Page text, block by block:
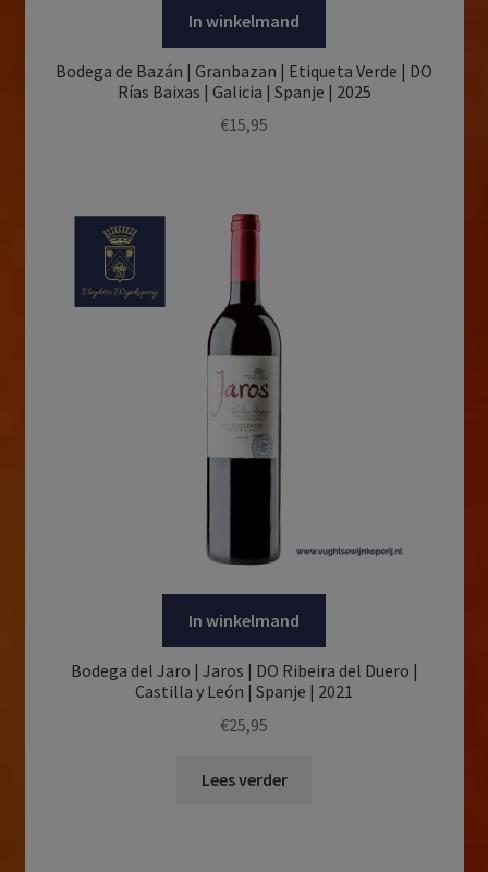
In winkelmand
Bodega de Bazán | Granbazan | Etiqueta Verde | DO
Rías Baixas | Galicia | Spanje | 2025
€15,95
In winkelmand
Bodega del Jaro | Jaros | DO Ribeira del Duero |
Castilla y León | Spanje | 2021
€25,95
Lees verder